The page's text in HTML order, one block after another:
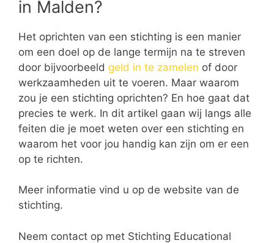
in Malden?
Het oprichten van een stichting is een manier
om een doel op de lange termijn na te streven
door bijvoorbeeld geld in te zamelen of door
werkzaamheden uit te voeren. Maar waarom
zou je een stichting oprichten? En hoe gaat dat
precies te werk. In dit artikel gaan wij langs alle
feiten die je moet weten over een stichting en
waarom het voor jou handig kan zijn om er een
op te richten.
Meer informatie vind u op de website van de
stichting.
Neem contact op met Stichting Educational